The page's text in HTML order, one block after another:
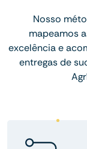
Nosso
mapeamos
excelência e
entregas de